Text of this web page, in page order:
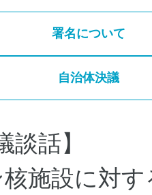
署名について
自治体決議
談話】
施設に対